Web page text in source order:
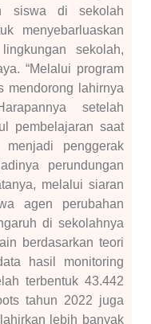
siswa di sekolah
menyebarluaskan
sekolah,
“Melalui program
mendorong lahirnya
setelah
pembelajaran saat
penggerak
perundungan
melalui siaran
agen perubahan
di sekolahnya
berdasarkan teori
hasil monitoring
terbentuk 43.442
tahun 2022 juga
lebih banyak